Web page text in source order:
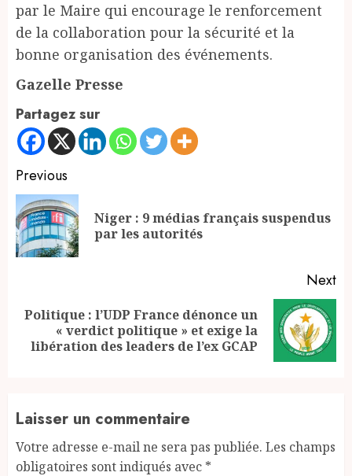
par le Maire qui encourage le renforcement
de la collaboration pour la sécurité et la
bonne organisation des événements.
Gazelle Presse
Partagez sur
Continue
Reading
Previous
Niger : 9 médias français suspendus
par les autorités
Next
Next
post:
Politique : l’UDP France dénonce un
« verdict politique » et exige la
libération des leaders de l’ex GCAP
Laisser un commentaire
Votre adresse e-mail ne sera pas publiée. Les champs
obligatoires sont indiqués avec *